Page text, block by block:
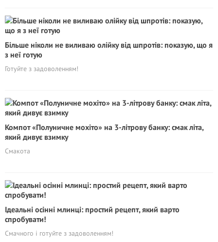
Більше ніколи не виливаю олійку від шпротів: показую, що я
з неї готую
Готуйте з задоволенням!
Компот «Полуничне мохiто» на 3-літрову банку: смак літа,
який дивує взимку
Смакота
Ідеальні осінні млинці: простий рецепт, який варто
спробувати!
Смачного і готуйте з задоволенням!